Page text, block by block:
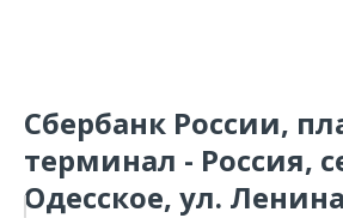
Сбербанк России,
терминал - Россия,
Одесское, ул.